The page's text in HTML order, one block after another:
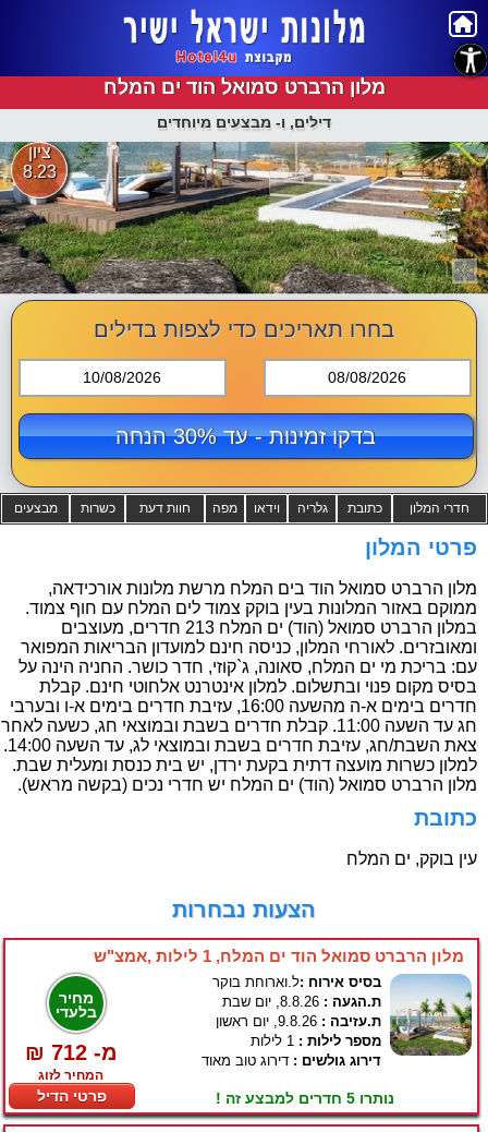
מלון הרברט סמואל הוד ים המלח
דילים, ו- מבצעים מיוחדים
ציון
8.23
בחרו תאריכים כדי לצפות בדילים
10/08/2026 08/08/2026
בדקו זמינות - עד 30% הנחה
מבצעים כשרות חוות דעת מפה וידאו גלריה כתובת חדרי המלון
פרטי המלון
מלון הרברט סמואל הוד בים המלח מרשת מלונות אורכידאה,
ממוקם באזור המלונות בעין בוקק צמוד לים המלח עם חוף צמוד.
במלון הרברט סמואל (הוד) ים המלח 213 חדרים, מעוצבים
ומאובזרים. לאורחי המלון, כניסה חינם למועדון הבריאות המפואר
עם: בריכת מי ים המלח, סאונה, ג`קוזי, חדר כושר. החניה הינה על
בסיס מקום פנוי ובתשלום. למלון אינטרנט אלחוטי חינם. קבלת
חדרים בימים א-ה מהשעה 16:00, עזיבת חדרים בימים א-ו ובערבי
חג עד השעה 11:00. קבלת חדרים בשבת ובמוצאי חג, כשעה לאחר
צאת השבת/חג, עזיבת חדרים בשבת ובמוצאי לג, עד השעה 14:00.
למלון כשרות מועצה דתית בקעת ירדן, יש בית כנסת ומעלית שבת.
מלון הרברט סמואל (הוד) ים המלח יש חדרי נכים (בקשה מראש).
כתובת
עין בוקק, ים המלח
הצעות נבחרות
מלון הרברט סמואל הוד ים המלח, 1 לילות ,אמצ"ש
מחיר
בלעדי
₪ 712 -מ
המחיר לזוג
פרטי הדיל
בסיס אירוח :ל.וארוחת בוקר
ת.הגעה :
ת.עזיבה :
מספר לילות :
דירוג גולשים : דירוג טוב מאוד
נותרו 5 חדרים למבצע זה !
נגישות